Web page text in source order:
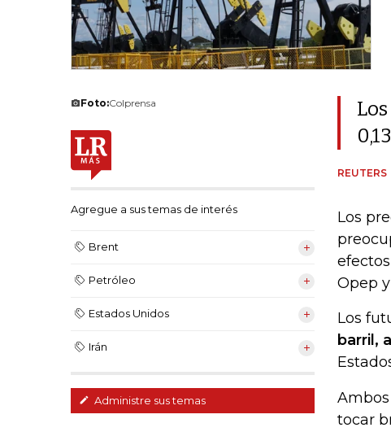
Foto:Colprensa
Agregue a sus temas de interés
Brent
Petróleo
Estados Unidos
Irán
Administre sus temas
REUTERS
Los
Opep
Los
barril,
tocar